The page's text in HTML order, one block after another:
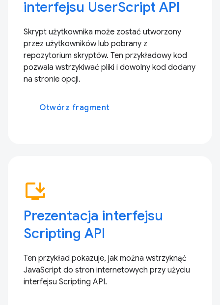
interfejsu UserScript API
Skrypt użytkownika może zostać utworzony
przez użytkowników lub pobrany z
repozytorium skryptów. Ten przykładowy kod
pozwala wstrzykiwać pliki i dowolny kod dodany
na stronie opcji.
Otwórz fragment
install_desktop
Prezentacja interfejsu
Scripting API
Ten przykład pokazuje, jak można wstrzyknąć
JavaScript do stron internetowych przy użyciu
interfejsu Scripting API.